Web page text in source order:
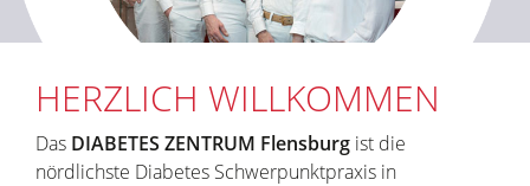
HERZLICH WILLKOMMEN
Das DIABETES ZENTRUM Flensburg ist die
nördlichste Diabetes Schwerpunktpraxis in